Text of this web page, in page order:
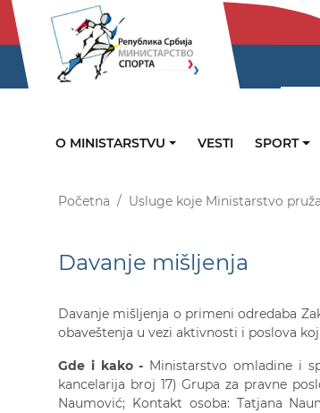
O MINISTARSTVU VESTI SPORT
Početna Usluge koje Ministarstvo
Davanje mišljenja
Davanje mišljenja o primeni odredaba
obaveštenja u vezi aktivnosti i poslova
Gde i kako - Ministarstvo omladine i
kancelarija broj 17) Grupa za pravne
Naumović; Kontakt osoba: Tatjana